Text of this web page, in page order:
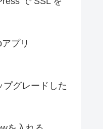
プリ
プグレードした